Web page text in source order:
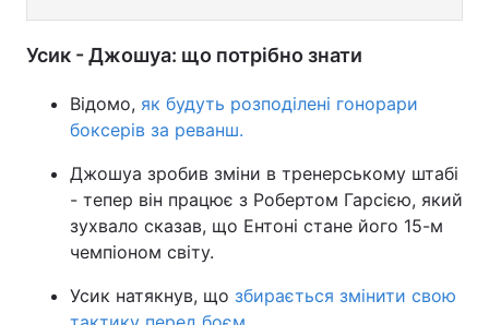
Усик - Джошуа: що потрібно знати
Відомо, як будуть розподілені гонорари
боксерів за реванш.
Джошуа зробив зміни в тренерському штабі
- тепер він працює з Робертом Гарсією, який
зухвало сказав, що Ентоні стане його 15-м
чемпіоном світу.
Усик натякнув, що збирається змінити свою